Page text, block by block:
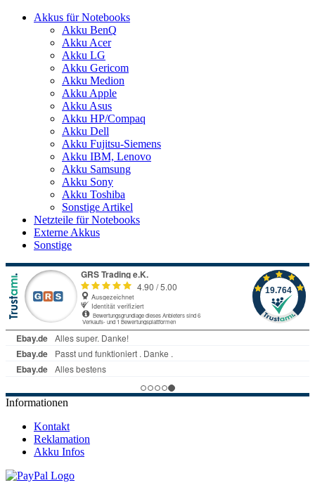
Akkus für Notebooks
Akku BenQ
Akku Acer
Akku LG
Akku Gericom
Akku Medion
Akku Apple
Akku Asus
Akku HP/Compaq
Akku Dell
Akku Fujitsu-Siemens
Akku IBM, Lenovo
Akku Samsung
Akku Sony
Akku Toshiba
Sonstige Artikel
Netzteile für Notebooks
Externe Akkus
Sonstige
Informationen
Kontakt
Reklamation
Akku Infos